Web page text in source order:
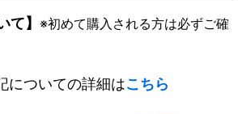
て】 ※初めて購入される方は必ずご確
についての詳細はこちら